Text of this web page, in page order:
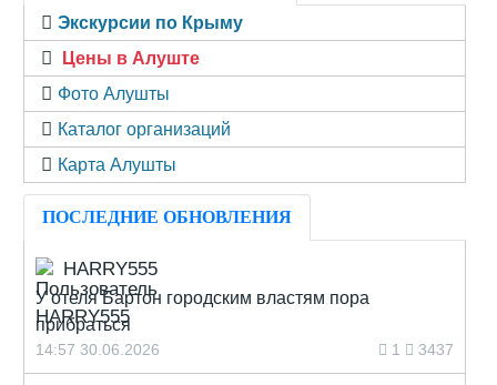
Экскурсии по Крыму
Цены в Алуште
Фото Алушты
Каталог организаций
Карта Алушты
ПОСЛЕДНИЕ ОБНОВЛЕНИЯ
HARRY555
У отеля Бартон городским властям пора
прибраться
14:57 30.06.2026 1 3437